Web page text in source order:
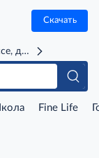
Скачать
д. 71Г (м. Речной
Fine Life